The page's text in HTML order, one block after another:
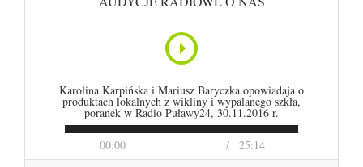
00:00 25:14
Karolina Karpińska i Mariusz Baryczka opowiadaja o
produktach lokalnych z wikliny i wypalanego szkła,
poranek w Radio Puławy24, 30.11.2016 r.